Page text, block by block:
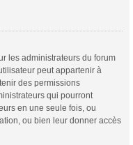
les administrateurs du forum
peut appartenir à
des permissions
qui pourront
en une seule fois, ou
ou bien leur donner accès